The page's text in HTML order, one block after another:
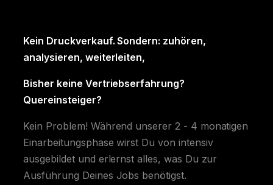
Kein Druckverkauf. Sondern: zuhören,
analysieren, weiterleiten,
Bisher keine Vertriebserfahrung?
Quereinsteiger?
Kein Problem! Während unserer 2 - 4 monatigen
Einarbeitungsphase wirst Du von intensiv
ausgebildet und erlernst alles, was Du zur
Ausführung Deines Jobs benötigst.